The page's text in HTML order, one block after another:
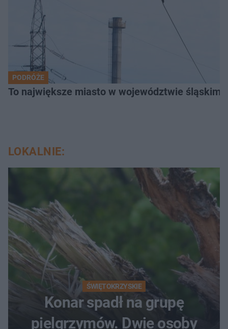
PODRÓŻE
To największe miasto w województwie
LOKALNIE:
ŚWIĘTOKRZYSKIE
Konar spadł na grupę
pielgrzymów. Dwie osoby